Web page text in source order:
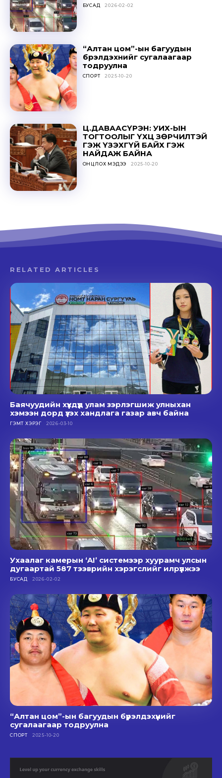
БУСАД 2026-02-02
“Алтан цом”-ын багуудын
бүрэлдэхүүнийг сугалаагаар
тодруулна
СПОРТ 2025-10-20
Ц.ДАВААСҮРЭН: УИХ-ЫН
ТОГТООЛЫГ ҮХЦ ЗӨРЧИЛТЭЙ
ГЭЖ ҮЗЭХГҮЙ БАЙХ ГЭЖ
НАЙДАЖ БАЙНА
ОНЦЛОХ МЭДЭЭ 2025-10-20
RELATED ARTICLES
Баячуудийн хүүхдүүд улам зэрлэгшиж улныхан
хэмээн дорд үзэх хандлага газар авч байна
ГЭМТ ХЭРЭГ 2026-03-10
Ухаалаг камерын ‘AI’ системээр хуурамч улсын
дугаартай 587 тээврийн хэрэгслийг илрүүлжээ
БУСАД 2026-02-02
“Алтан цом”-ын багуудын бүрэлдэхүүнийг
сугалаагаар тодруулна
СПОРТ 2025-10-20